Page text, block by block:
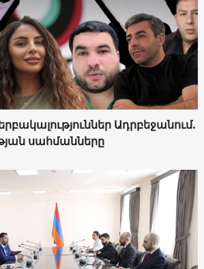
Ադրբեջանում.
սահմանները